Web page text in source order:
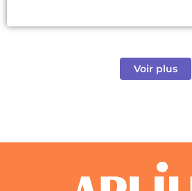
Voir plus